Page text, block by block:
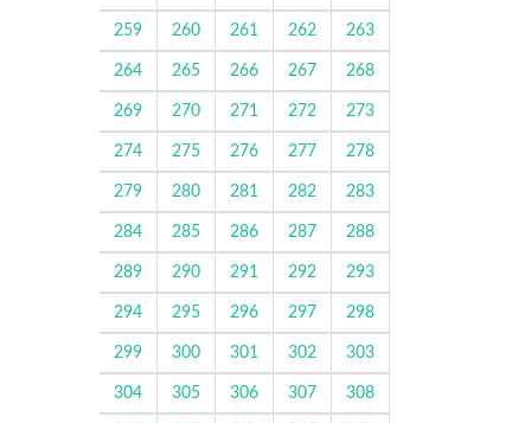
259 260 261 262 263
264 265 266 267 268
269 270 271 272 273
274 275 276 277 278
279 280 281 282 283
284 285 286 287 288
289 290 291 292 293
294 295 296 297 298
299 300 301 302 303
304 305 306 307 308